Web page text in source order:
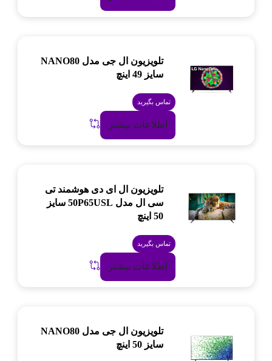
تلویزیون ال جی مدل NANO80
سایز 49 اینچ
تماس بگیرید
اطلاعات بیشتر
تلویزیون ال ای دی هوشمند تی
سی ال مدل 50P65USL سایز
50 اینچ
تماس بگیرید
اطلاعات بیشتر
تلویزیون ال جی مدل NANO80
سایز 50 اینچ